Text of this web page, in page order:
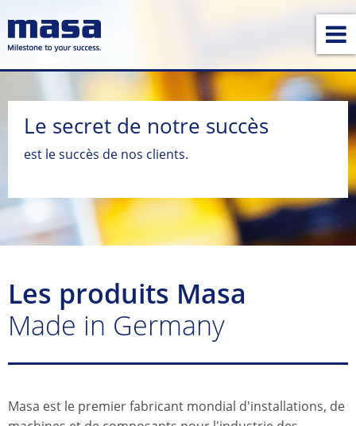
Le secret de notre succès
est le succès de nos clients.
Les produits Masa
Made in Germany
Masa est le premier fabricant mondial d'installations, de